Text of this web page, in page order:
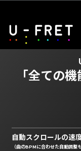
「全ての
自動スクロールの速
（曲のBPMに合わせた自動調整